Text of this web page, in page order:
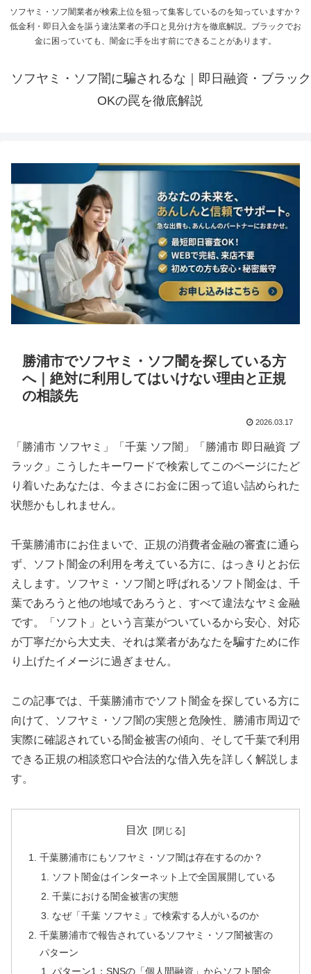
ソフヤミ・ソフ闇業者が検索上位を狙って集客しているのを知っていますか？
低金利・即日入金を謳う違法業者の手口と見分け方を徹底解説。ブラックでお
金に困っていても、闇金に手を出す前にできることがあります。
ソフヤミ・ソフ闇に騙されるな｜即日融資・ブラック
OKの罠を徹底解説
勝浦市でソフヤミ・ソフ闇を探している方
へ｜絶対に利用してはいけない理由と正規
の相談先
2026.03.17
「勝浦市 ソフヤミ」「千葉 ソフ闇」「勝浦市 即日融資 ブ
ラック」こうしたキーワードで検索してこのページにたど
り着いたあなたは、今まさにお金に困って追い詰められた
状態かもしれません。
千葉勝浦市にお住まいで、正規の消費者金融の審査に通ら
ず、ソフト闇金の利用を考えている方に、はっきりとお伝
えします。ソフヤミ・ソフ闇と呼ばれるソフト闇金は、千
葉であろうと他の地域であろうと、すべて違法なヤミ金融
です。「ソフト」という言葉がついているから安心、対応
が丁寧だから大丈夫、それは業者があなたを騙すために作
り上げたイメージに過ぎません。
この記事では、千葉勝浦市でソフト闇金を探している方に
向けて、ソフヤミ・ソフ闇の実態と危険性、勝浦市周辺で
実際に確認されている闇金被害の傾向、そして千葉で利用
できる正規の相談窓口や合法的な借入先を詳しく解説しま
す。
目次
千葉勝浦市にもソフヤミ・ソフ闇は存在するのか？
ソフト闇金はインターネット上で全国展開している
千葉における闇金被害の実態
なぜ「千葉 ソフヤミ」で検索する人がいるのか
千葉勝浦市で報告されているソフヤミ・ソフ闇被害の
パターン
パターン1：SNSの「個人間融資」からソフト闇金